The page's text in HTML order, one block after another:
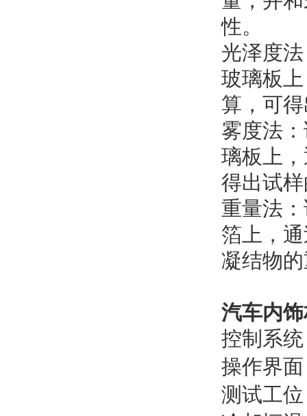
性。
光泽度
玻璃板
算，可
雾度法
璃板上
得出试
重量法
箔上，
凝结物
汽车内
控制系
操作界
测试工